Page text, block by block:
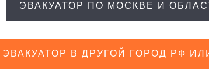
ЭВАКУАТОР ПО МОСКВЕ И
ЭВАКУАТОР В ДРУГОЙ ГОРОД РФ